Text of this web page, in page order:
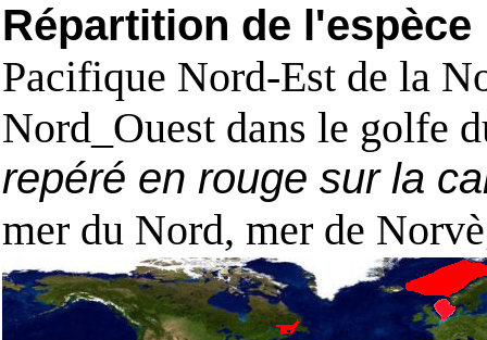
Répartition de l'espèce
Pacifique Nord-Est de la
Nord_Ouest dans le golfe
repéré en rouge sur la
mer du Nord, mer de